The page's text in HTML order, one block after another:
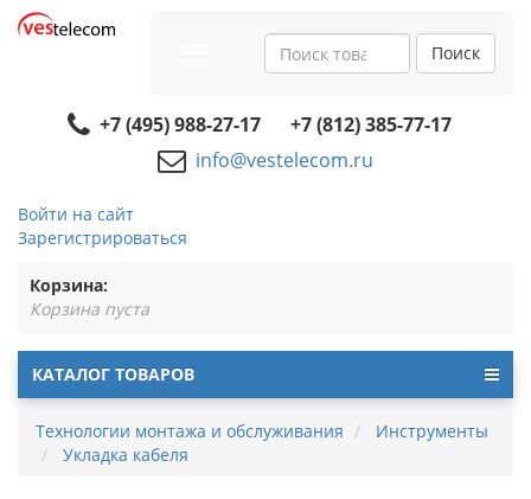
navigation
Поиск
+7 (495) 988-27-17
+7 (812) 385-77-17
info@vestelecom.ru
Войти на сайт
Зарегистрироваться
Корзина:
Корзина пуста
КАТАЛОГ ТОВАРОВ
Технологии монтажа и обслуживания
Инструменты
Укладка кабеля